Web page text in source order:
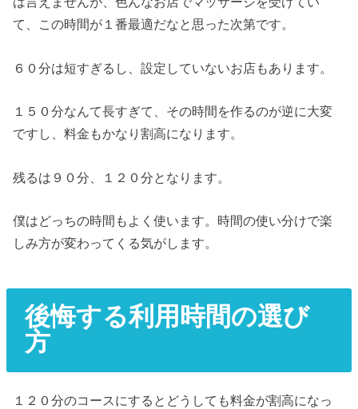
て、この時間が１番最適だなと思った次第です。
６０分は短すぎるし、設定していないお店もあります。
１５０分なんて長すぎて、その時間を作るのが逆に大変
ですし、料金もかなり割高になります。
残るは９０分、１２０分となります。
僕はどっちの時間もよく使います。時間の使い分けで楽
しみ方が変わってくる気がします。
後悔する利用時間の選び
方
１２０分のコースにするとどうしても料金が割高になっ